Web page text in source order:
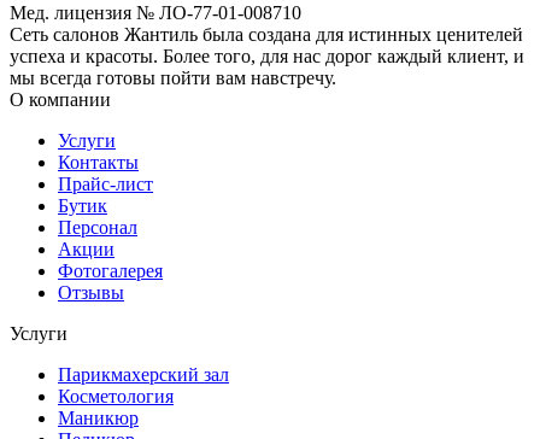
Мед. лицензия № ЛО-77-01-008710
Сеть салонов Жантиль была создана для истинных ценителей
успеха и красоты. Более того, для нас дорог каждый клиент, и
мы всегда готовы пойти вам навстречу.
О компании
Услуги
Контакты
Прайс-лист
Бутик
Персонал
Акции
Фотогалерея
Отзывы
Услуги
Парикмахерский зал
Косметология
Маникюр